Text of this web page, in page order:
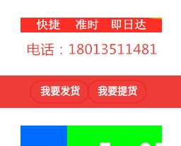
我要发货 我要提货